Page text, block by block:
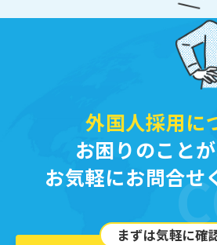
外国人採用に
お困りのこと
お気軽にお問合せ
まずは気軽に確